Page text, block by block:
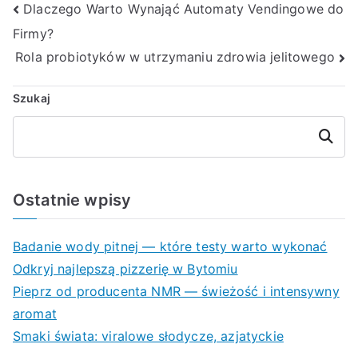
Nawigacja
wpisu
Dlaczego Warto Wynająć Automaty Vendingowe do
Firmy?
Rola probiotyków w utrzymaniu zdrowia jelitowego
Szukaj
Szukaj
Ostatnie wpisy
Badanie wody pitnej — które testy warto wykonać
Odkryj najlepszą pizzerię w Bytomiu
Pieprz od producenta NMR — świeżość i intensywny
aromat
Smaki świata: viralowe słodycze, azjatyckie